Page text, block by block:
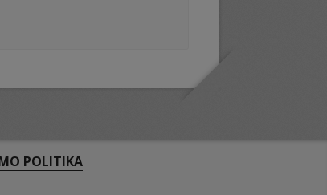
POLITIKA